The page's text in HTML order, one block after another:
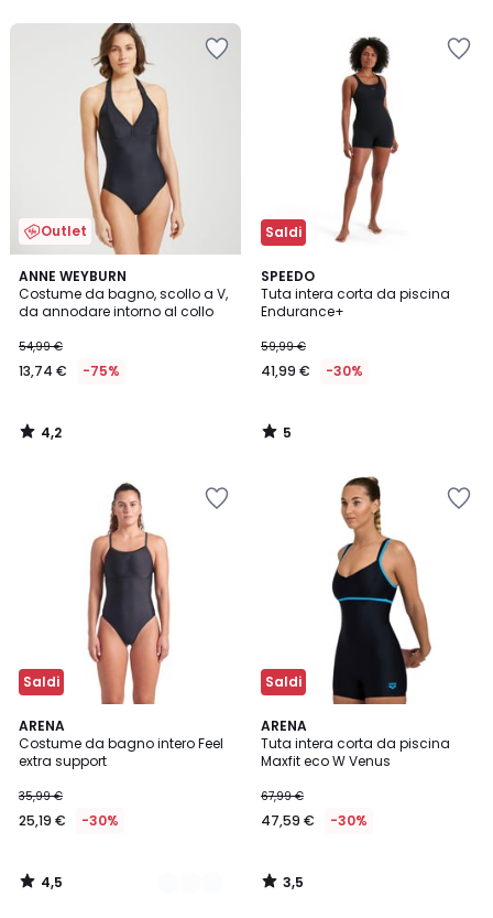
Outlet
ANNE WEYBURN
Costume da bagno, scollo a V,
da annodare intorno al collo
54,99 €
13,74 € -75%
4,2
/ 5
4,2
/
Saldi
SPEEDO
Tuta intera corta da piscina
Endurance+
59,99 €
41,99 € -30%
5
/
5
5
/
Saldi
ARENA
Costume da bagno intero Feel
extra support
35,99 €
25,19 € -30%
4,5
/ 5
2
Colori
4,5
/
Saldi
ARENA
Tuta intera corta da piscina
Maxfit eco W Venus
67,99 €
47,59 € -30%
3,5
/ 5
3,5
/